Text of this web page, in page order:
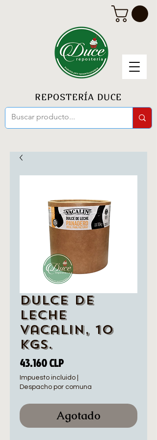
REPOSTERÍA DUCE
Dulce de
Leche
Vacalin, 10
Kgs.
43.160 CLPPrecio
Impuesto incluido
Despacho por comuna
Agotado